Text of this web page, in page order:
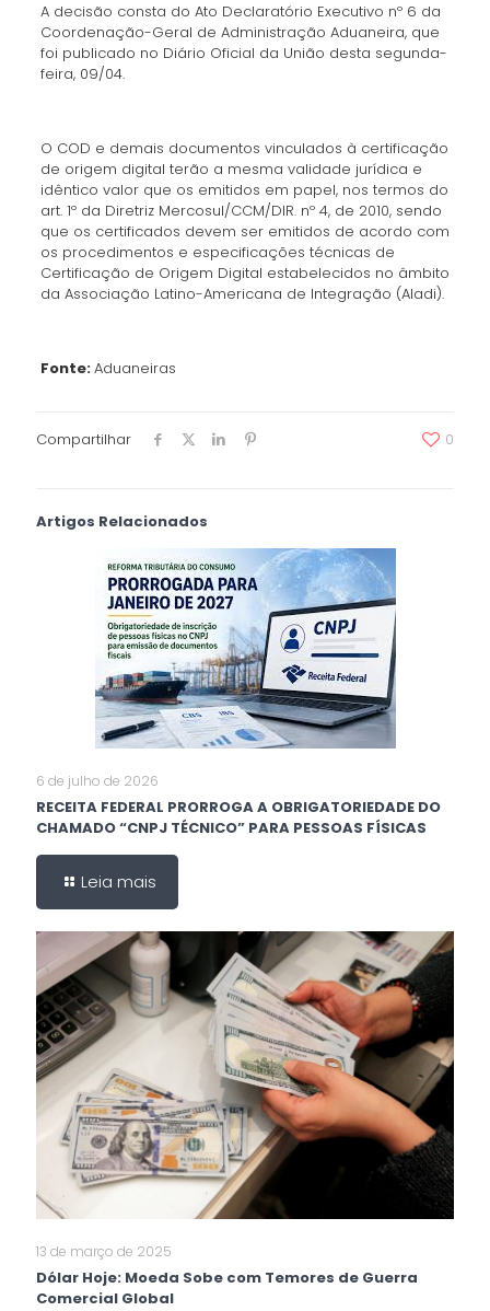
A decisão consta do Ato Declaratório Executivo nº 6 da
Coordenação-Geral de Administração Aduaneira, que
foi publicado no Diário Oficial da União desta segunda-
feira, 09/04.
O COD e demais documentos vinculados à certificação
de origem digital terão a mesma validade jurídica e
idêntico valor que os emitidos em papel, nos termos do
art. 1º da Diretriz Mercosul/CCM/DIR. nº 4, de 2010, sendo
que os certificados devem ser emitidos de acordo com
os procedimentos e especificações técnicas de
Certificação de Origem Digital estabelecidos no âmbito
da Associação Latino-Americana de Integração (Aladi).
Fonte:Aduaneiras
Compartilhar 0
Artigos Relacionados
6 de julho de 2026
RECEITA FEDERAL PRORROGA A OBRIGATORIEDADE DO
CHAMADO “CNPJ TÉCNICO” PARA PESSOAS FÍSICAS
Leia mais
13 de março de 2025
Dólar Hoje: Moeda Sobe com Temores de Guerra
Comercial Global